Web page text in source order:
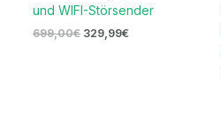
und WIFI-Störsender
699,00€ 329,99€